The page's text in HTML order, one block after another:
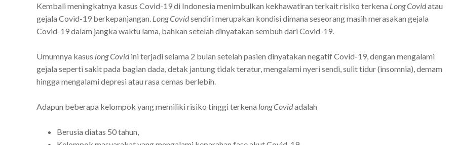
Kembali meningkatnya kasus Covid-19 di Indonesia menimbulkan kekhawatiran terkait risiko terkena Long Covidatau
gejala Covid-19 berkepanjangan. Long Covidsendiri merupakan kondisi dimana seseorang masih merasakan gejala
Covid-19 dalam jangka waktu lama, bahkan setelah dinyatakan sembuh dari Covid-19.
Umumnya kasus long Covidini terjadi selama 2 bulan setelah pasien dinyatakan negatif Covid-19, dengan mengalami
gejala seperti sakit pada bagian dada, detak jantung tidak teratur, mengalami nyeri sendi, sulit tidur (insomnia), demam
hingga mengalami depresi atau rasa cemas berlebih.
Adapun beberapa kelompok yang memiliki risiko tinggi terkena long Covidadalah
Berusia diatas 50 tahun,